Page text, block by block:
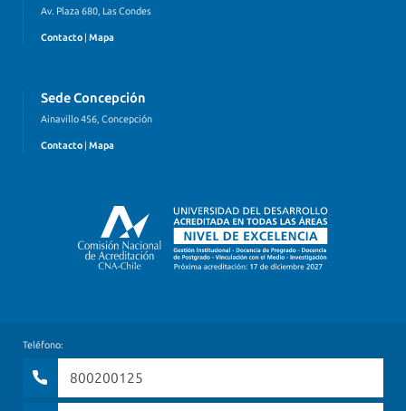
Av. Plaza 680, Las Condes
Contacto Mapa
Sede Concepción
Ainavillo 456, Concepción
Contacto | Mapa
Teléfono:
800200125